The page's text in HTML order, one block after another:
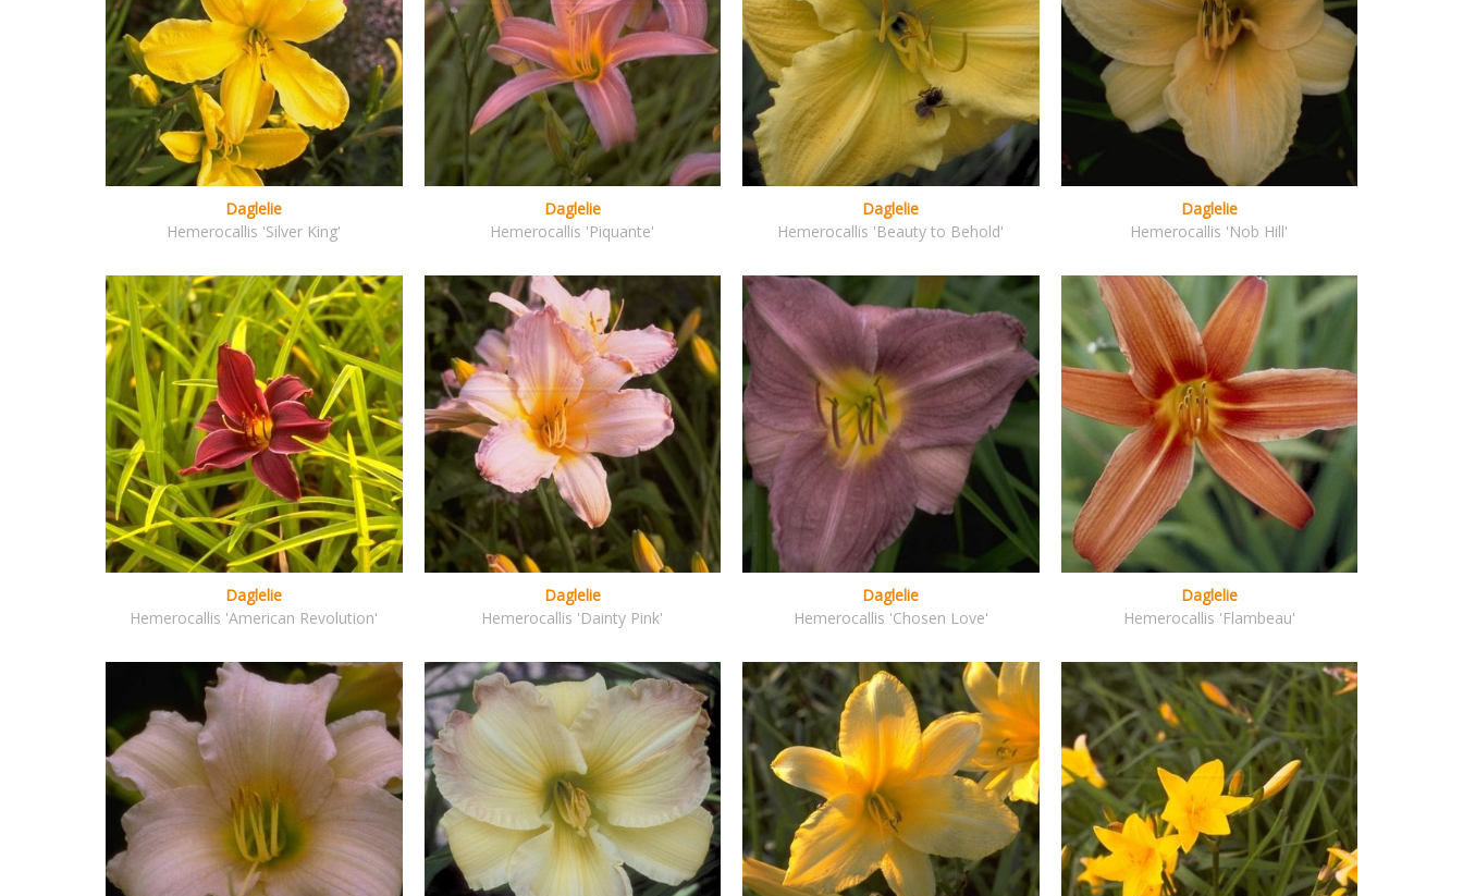
Daglelie
Hemerocallis 'Silver King'
Daglelie
Hemerocallis 'Piquante'
Daglelie
Hemerocallis 'Beauty to Behold'
Daglelie
Hemerocallis 'Nob Hill'
Daglelie
Hemerocallis 'American Revolution'
Daglelie
Hemerocallis 'Dainty Pink'
Daglelie
Hemerocallis 'Chosen Love'
Daglelie
Hemerocallis 'Flambeau'